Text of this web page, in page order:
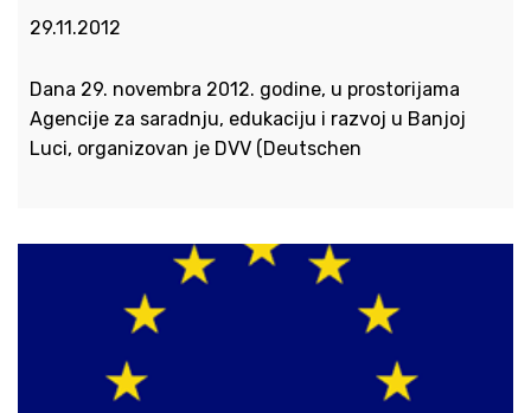
29.11.2012
Dana 29. novembra 2012. godine, u prostorijama
Agencije za saradnju, edukaciju i razvoj u Banjoj
Luci, organizovan je DVV (Deutschen